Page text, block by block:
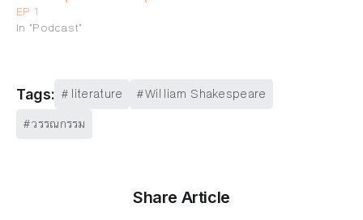
EP 1
In "Podcast"
Tags: literature
William Shakespeare
วรรณกรรม
Share Article